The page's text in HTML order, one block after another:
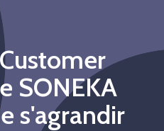
SONEKA
s'agrandir